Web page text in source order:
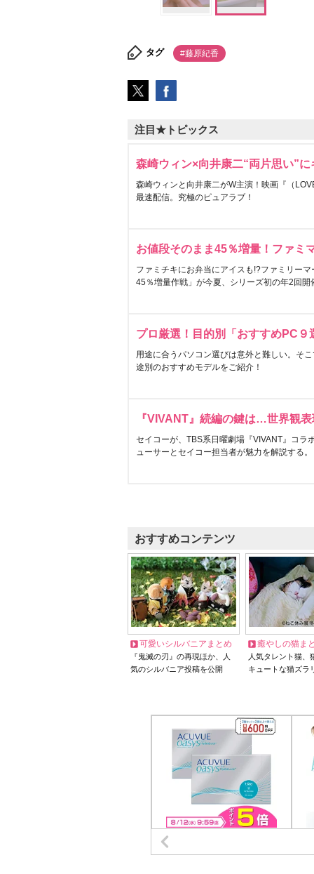
タグ #藤原紀香
注目★トピックス
森崎ウィン×向井康二“両片思い”
森崎ウィンと向井康二がW主演！映画『（
最速配信。究極のピュアラブ！
お値段そのまま45％増量！ファミ
ファミチキにお弁当にアイスも!?ファミリー
45％増量作戦」が今夏、シリーズ初の年2回開
プロ厳選！目的別「おすすめPC９
用途に合うパソコン選びは意外と難しい。そ
途別のおすすめモデルをご紹介！
『VIVANT』続編の鍵は…世界観
セイコーが、TBS系日曜劇場『VIVANT』コラ
ューサーとセイコー担当者が魅力を解説する。
おすすめコンテンツ
可愛いシルバニアまとめ
『鬼滅の刃』の再現ほか、人
気のシルバニア投稿を公開
癒やしの猫ま
人気タレント猫
キュートな猫ズラ